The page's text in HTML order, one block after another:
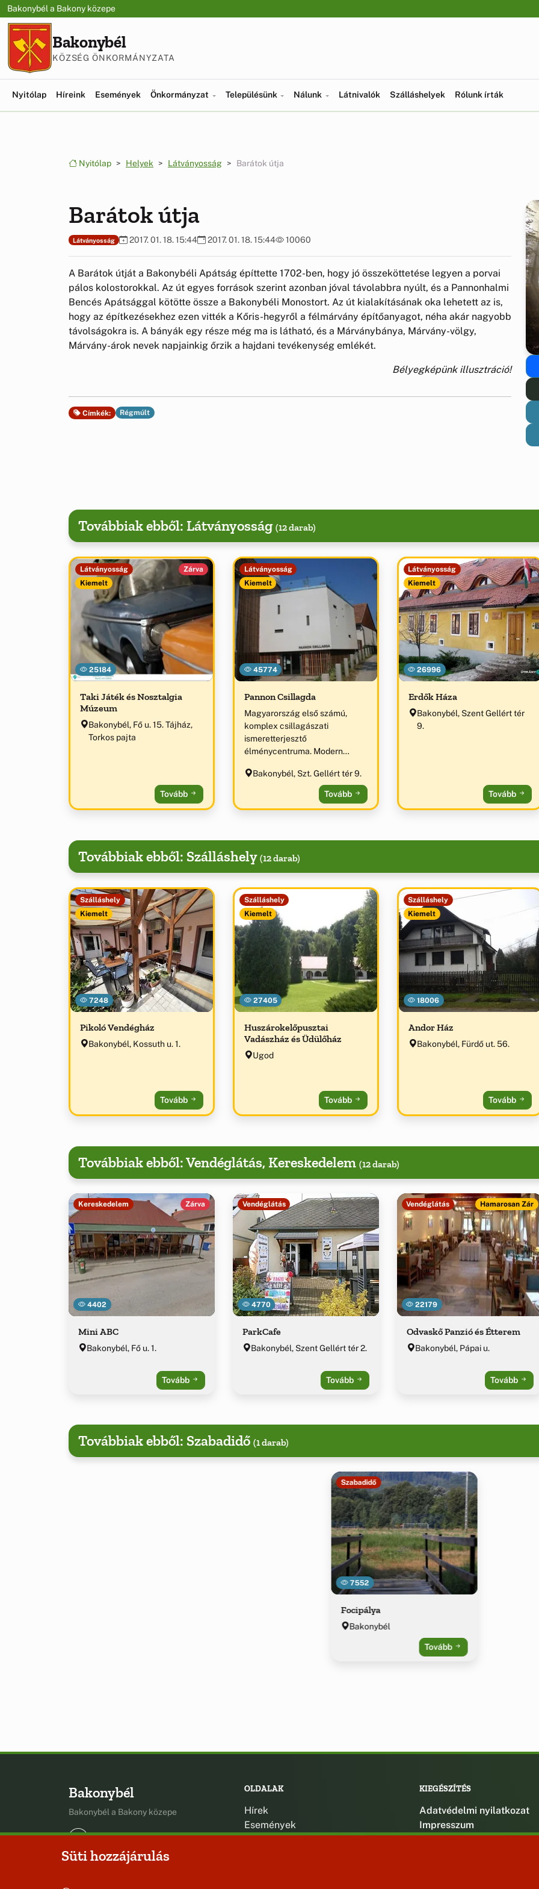
Ugrás a menüre
Ugrás a tartalomra
Bakonybél a Bakony közepe
Bakonybél
KÖZSÉG ÖNKORMÁNYZATA
Nyitólap Híreink Események Önkormányzat Településünk Nálunk Látnivalók Szálláshelyek Rólunk írták
Nyitólap Helyek Látványosság Barátok útja
Barátok útja
Látványosság 2017. 01. 18. 15:44 2017. 01. 18. 15:44 10060
A Barátok útját a Bakonybéli Apátság építtette 1702-ben, hogy jó összeköttetése legyen a porvai
pálos kolostorokkal. Az út egyes források szerint azonban jóval távolabbra nyúlt, és a Pannonhalmi
Bencés Apátsággal kötötte össze a Bakonybéli Monostort. Az út kialakításának oka lehetett az is,
hogy az építkezésekhez ezen vitték a Kőris-hegyről a félmárvány építőanyagot, néha akár nagyobb
távolságokra is. A bányák egy része még ma is látható, és a Márványbánya, Márvány-völgy,
Márvány-árok nevek napjainkig őrzik a hajdani tevékenység emlékét.
Bélyegképünk illusztráció!
Címkék: Régmúlt
Továbbiak ebből: Látványosság (12 darab)
25184
Látványosság
Kiemelt
Zárva
Taki Játék és Nosztalgia
Múzeum
Bakonybél, Fő u. 15. Tájház,
Torkos pajta
Tovább
45774
Látványosság
Kiemelt
Pannon Csillagda
Magyarország első számú,
komplex csillagászati
ismeretterjesztő
élménycentruma. Modern
show, interaktív űrkutatási és
csillagászati kiállítás. „Az év
Bakonybél, Szt. Gellért tér 9.
Tovább
26996
Látványosság
Kiemelt
Erdők Háza
Bakonybél, Szent Gellért tér
9.
Tovább
Továbbiak ebből: Szálláshely (12 darab)
7248
Szálláshely
Kiemelt
Pikoló Vendégház
Bakonybél, Kossuth u. 1.
Tovább
27405
Szálláshely
Kiemelt
Huszárokelőpusztai
Vadászház és Üdülőház
Ugod
Tovább
18006
Szálláshely
Kiemelt
Andor Ház
Bakonybél, Fürdő ut. 56.
Tovább
Továbbiak ebből: Vendéglátás, Kereskedelem (12 darab)
4402
Kereskedelem Zárva
Mini ABC
Bakonybél, Fő u. 1.
Tovább
4770
Vendéglátás
ParkCafe
Bakonybél, Szent Gellért tér 2.
Tovább
22179
Vendéglátás Hamarosan Zár
Odvaskő Panzió és Étterem
Bakonybél, Pápai u.
Tovább
Továbbiak ebből: Szabadidő (1 darab)
7552
Szabadidő
Focipálya
Bakonybél
Tovább
Bakonybél
Bakonybél a Bakony közepe
OLDALAK
Hírek
Események
Helyek
KIEGÉSZÍTÉS
Adatvédelmi nyilatkozat
Impresszum
Süti hozzájárulás